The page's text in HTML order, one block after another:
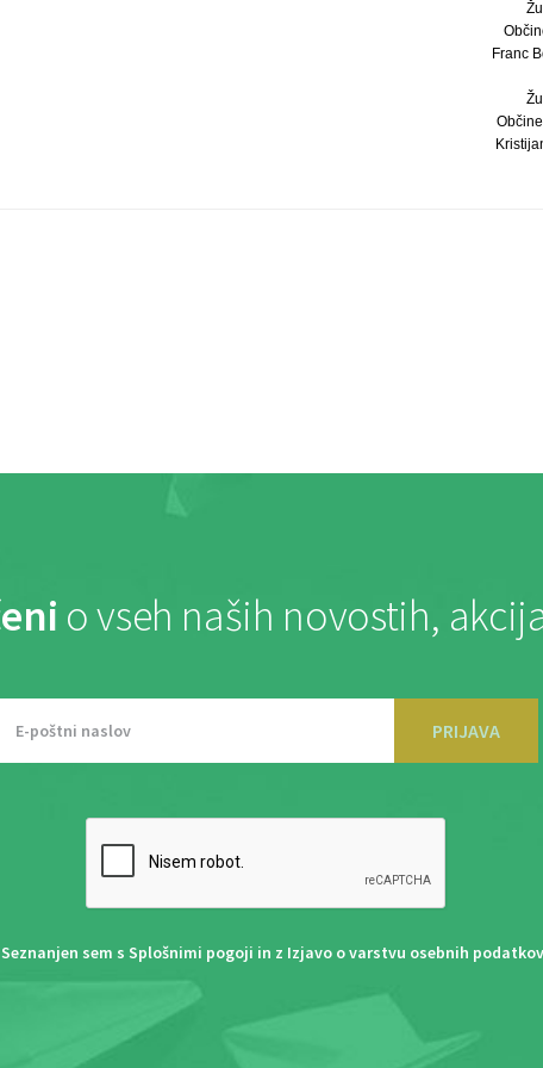
Franc
o vseh naših novostih,
PRIJAVA
Seznanjen sem s Splošnimi pogoji in z Izjavo o varstvu osebnih podatkov